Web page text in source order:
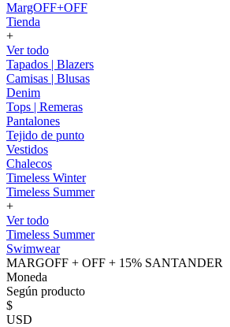
MargOFF+OFF
Tienda
+
Ver todo
Tapados | Blazers
Camisas | Blusas
Denim
Tops | Remeras
Pantalones
Tejido de punto
Vestidos
Chalecos
Timeless Winter
Timeless Summer
+
Ver todo
Timeless Summer
Swimwear
MARGOFF + OFF + 15% SANTANDER
Moneda
Según producto
$
USD